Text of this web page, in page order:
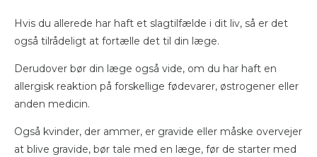
Hvis du allerede har haft et slagtilfælde i dit liv, så er det
også tilrådeligt at fortælle det til din læge.
Derudover bør din læge også vide, om du har haft en
allergisk reaktion på forskellige fødevarer, østrogener eller
anden medicin.
Også kvinder, der ammer, er gravide eller måske overvejer
at blive gravide, bør tale med en læge, før de starter med